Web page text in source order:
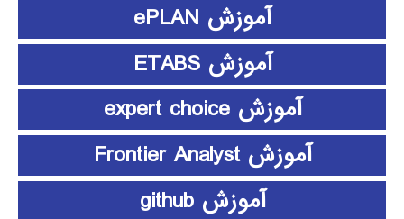
آموزش ePLAN
آموزش ETABS
آموزش expert choice
آموزش Frontier Analyst
آموزش github